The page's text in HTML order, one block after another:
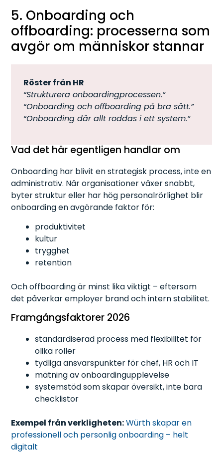
5. Onboarding och
offboarding: processerna som
avgör om människor stannar
Röster från HR
“Strukturera onboardingprocessen.”
“Onboarding och offboarding på bra sätt.”
“Onboarding där allt roddas i ett system.”
Vad det här egentligen handlar om
Onboarding har blivit en strategisk process, inte en
administrativ. När organisationer växer snabbt,
byter struktur eller har hög personalrörlighet blir
onboarding en avgörande faktor för:
produktivitet
kultur
trygghet
retention
Och offboarding är minst lika viktigt – eftersom
det påverkar employer brand och intern stabilitet.
Framgångsfaktorer 2026
standardiserad process med flexibilitet för
olika roller
tydliga ansvarspunkter för chef, HR och IT
mätning av onboardingupplevelse
systemstöd som skapar översikt, inte bara
checklistor
Exempel från verkligheten:Würth skapar en
professionell och personlig onboarding – helt
digitalt